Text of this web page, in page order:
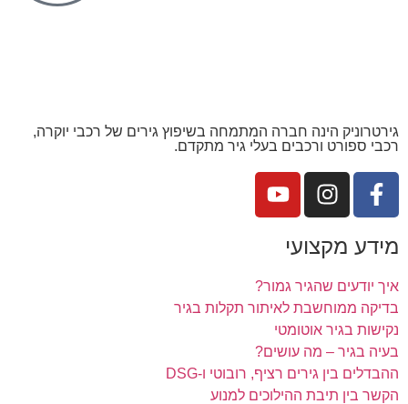
גירטרוניק הינה חברה המתמחה בשיפוץ גירים של רכבי יוקרה,
רכבי ספורט ורכבים בעלי גיר מתקדם.
מידע מקצועי
איך יודעים שהגיר גמור?
בדיקה ממוחשבת לאיתור תקלות בגיר
נקישות בגיר אוטומטי
בעיה בגיר – מה עושים?
ההבדלים בין גירים רציף, רובוטי ו-DSG
הקשר בין תיבת ההילוכים למנוע